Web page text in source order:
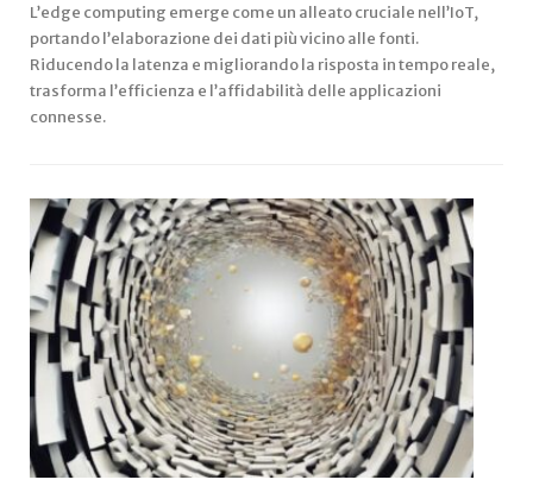
L’edge computing emerge come un alleato cruciale nell’IoT,
portando l’elaborazione dei dati più vicino alle fonti.
Riducendo la latenza e migliorando la risposta in tempo reale,
trasforma l’efficienza e l’affidabilità delle applicazioni
connesse.